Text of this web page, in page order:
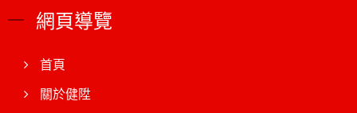
網頁導覽
首頁
關於健陞